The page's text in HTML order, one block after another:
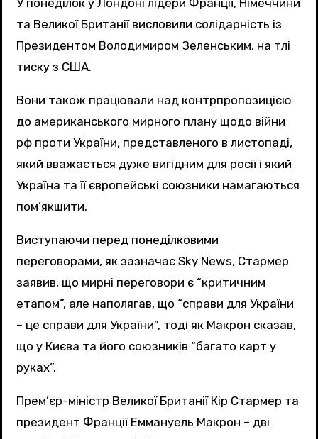
та Великої Британії висловили солідарність із
Президентом Володимиром Зеленським, на тлі
тиску з США.
Вони також працювали над контрпропозицією
до американського мирного плану щодо війни
рф проти України, представленого в листопаді,
який вважається дуже вигідним для росії і який
Україна та її європейські союзники намагаються
пом’якшити.
Виступаючи перед понеділковими
переговорами, як зазначає Sky News, Стармер
заявив, що мирні переговори є “критичним
етапом”, але наполягав, що “справи для України
– це справи для України”, тоді як Макрон сказав,
що у Києва та його союзників “багато карт у
руках”.
Прем’єр-міністр Великої Британії Кір Стармер та
президент Франції Еммануель Макрон – дві